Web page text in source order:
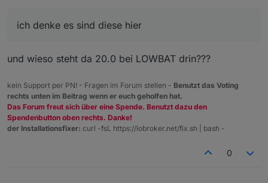
ich denke es sind diese hier
und wieso steht da 20.0 bei LOWBAT drin???
kein Support per PN! - Fragen im Forum stellen - Benutzt das Voting
rechts unten im Beitrag wenn er euch geholfen hat.
Das Forum freut sich über eine Spende. Benutzt dazu den
Spendenbutton oben rechts. Danke!
der Installationsfixer: curl -fsL https://iobroker.net/fix.sh | bash -
0